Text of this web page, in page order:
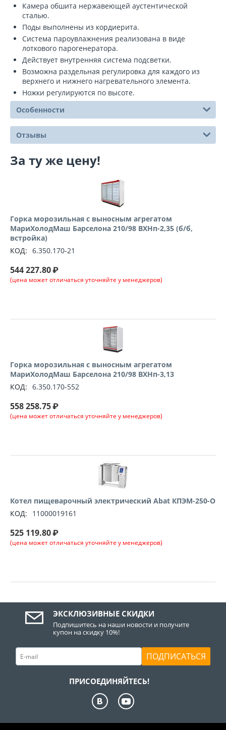
Камера обшита нержавеющей аустентической
сталью.
Поды выполнены из кордиерита.
Система пароувлажнения реализована в виде
лоткового парогенератора.
Действует внутренняя система подсветки.
Возможна раздельная регулировка для каждого из
верхнего и нижнего нагревательного элемента.
Ножки регулируются по высоте.
Особенности
Отзывы
За ту же цену!
Горка морозильная с выносным агрегатом
МариХолодМаш Барселона 210/98 ВХНп-2,35 (б/б,
встройка)
КОД: 6.350.170-21
544 227.80₽
(цена может отличаться уточняйте у менеджеров)
Горка морозильная с выносным агрегатом
МариХолодМаш Барселона 210/98 ВХНп-3,13
КОД: 6.350.170-552
558 258.75₽
(цена может отличаться уточняйте у менеджеров)
Котел пищеварочный электрический Abat КПЭМ-250-О
КОД:
11000019161
525 119.80₽
(цена может отличаться уточняйте у менеджеров)
ЭКСКЛЮЗИВНЫЕ СКИДКИ
Подпишитесь на наши новости и получите
купон на скидку 10%!
ПОДПИСАТЬСЯ
ПРИСОЕДИНЯЙТЕСЬ!